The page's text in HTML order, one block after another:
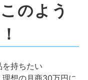
のよう
持ちたい
想の月商30万円に